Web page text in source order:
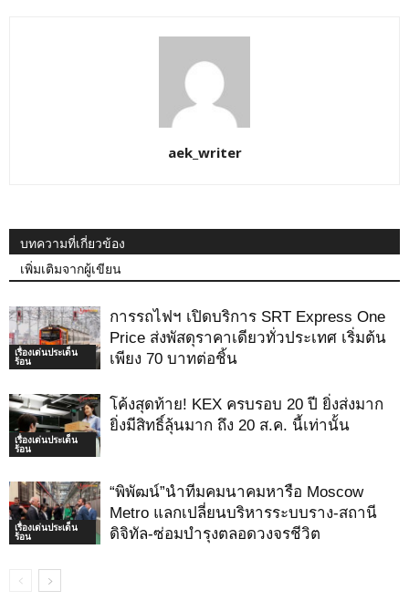
aek_writer
บทความที่เกี่ยวข้อง
เพิ่มเติมจากผู้เขียน
เรื่องเด่นประเด็น
ร้อน
การรถไฟฯ เปิดบริการ SRT Express One
Price ส่งพัสดุราคาเดียวทั่วประเทศ เริ่มต้น
เพียง 70 บาทต่อชิ้น
เรื่องเด่นประเด็น
ร้อน
โค้งสุดท้าย! KEX ครบรอบ 20 ปี ยิ่งส่งมาก
ยิ่งมีสิทธิ์ลุ้นมาก ถึง 20 ส.ค. นี้เท่านั้น
เรื่องเด่นประเด็น
ร้อน
“พิพัฒน์”นำทีมคมนาคมหารือ Moscow
Metro แลกเปลี่ยนบริหารระบบราง-สถานี
ดิจิทัล-ซ่อมบำรุงตลอดวงจรชีวิต